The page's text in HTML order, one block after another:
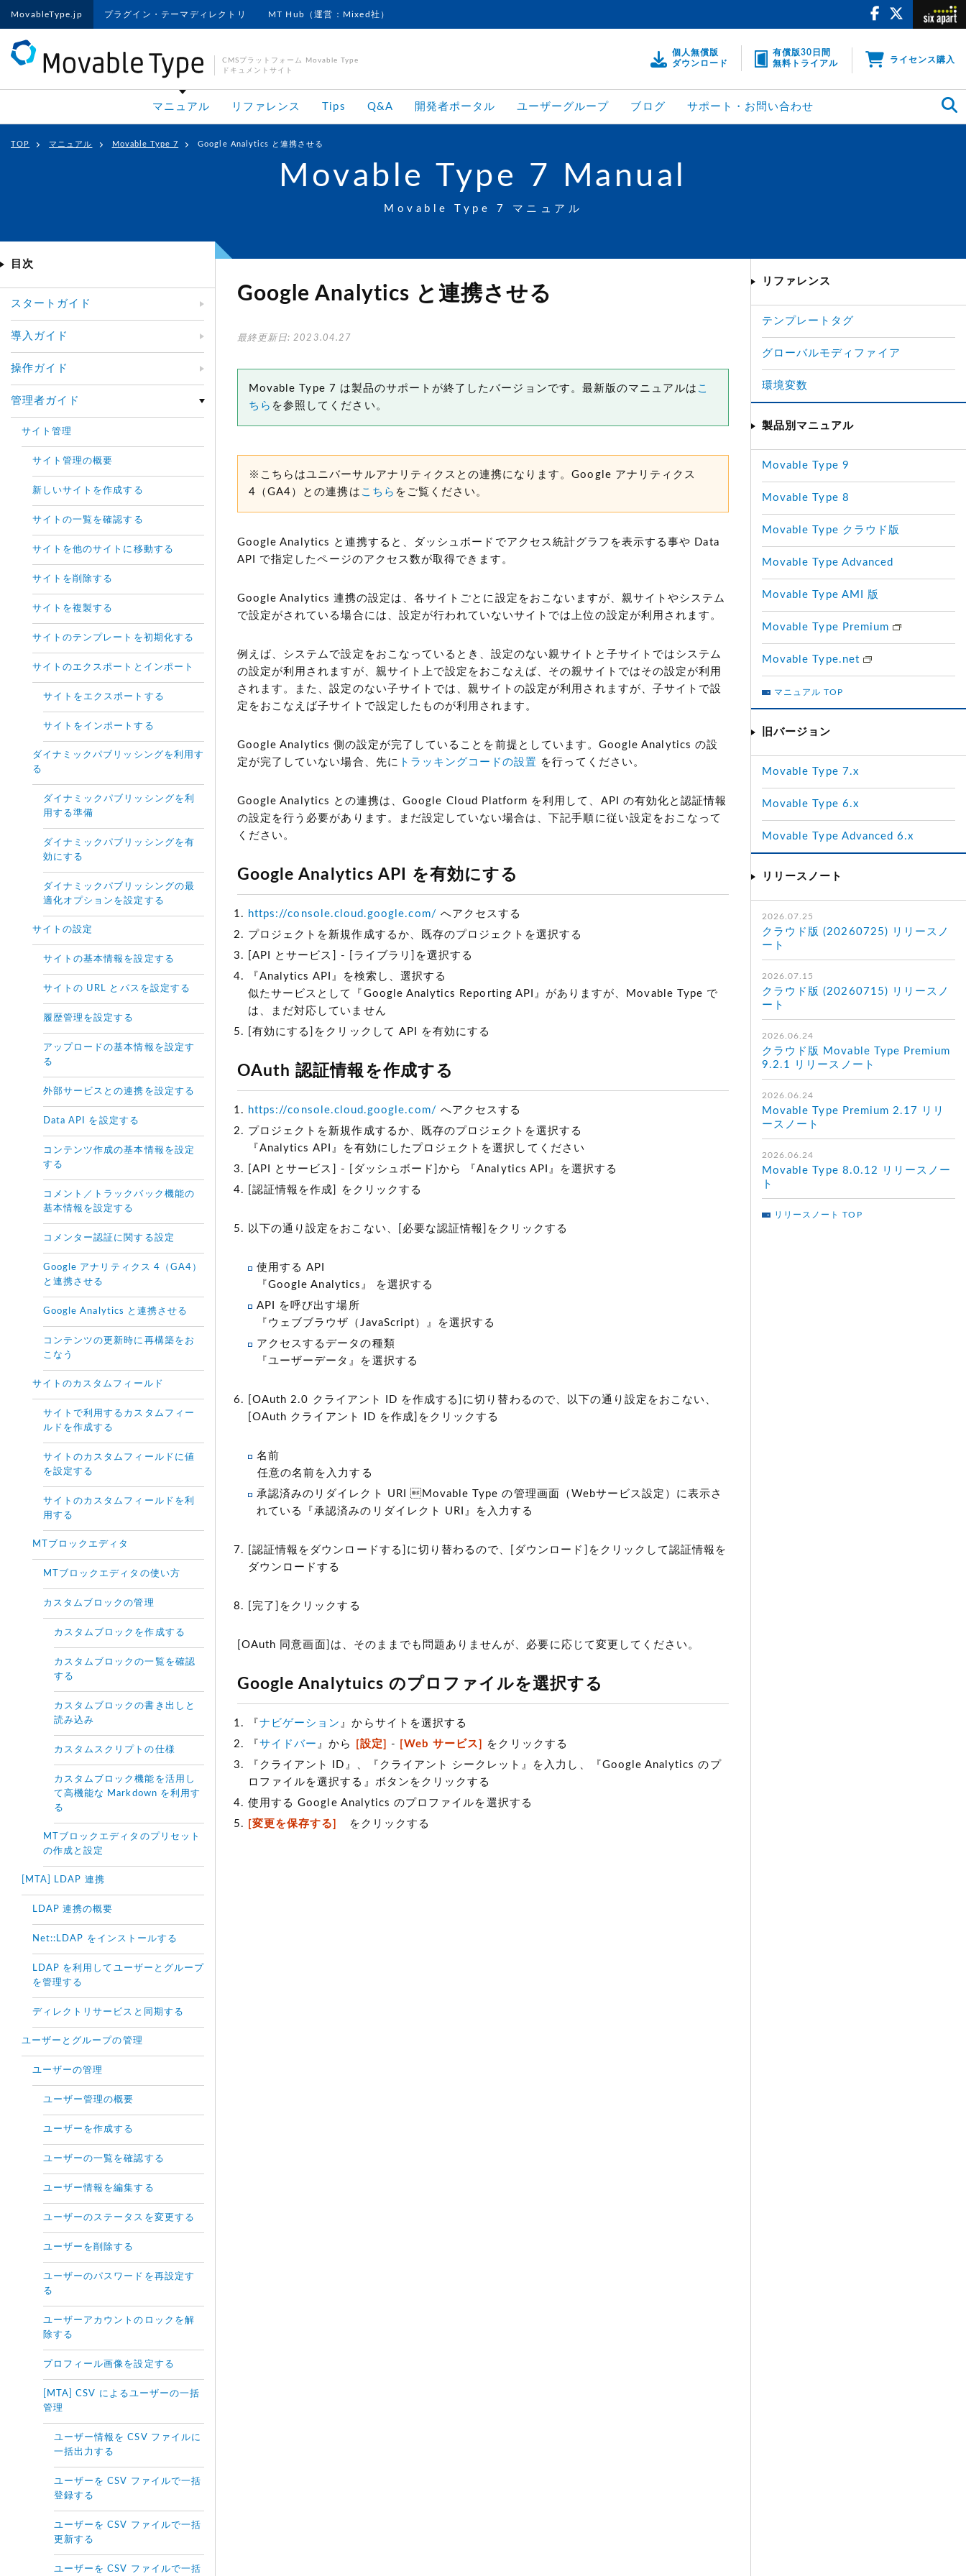
MovableType.jp プラグイン・テーマディレクトリ MT Hub（運営：Mixed社）
CMSプラットフォーム Movable Type
ドキュメントサイト
個人無償版
ダウンロード
有償版30日間
無料トライアル
ライセンス購入
マニュアル リファレンス Tips Q&A 開発者ポータル ユーザーグループ ブログ サポート・お問い合わせ
TOP マニュアル Movable Type 7 Google Analytics と連携させる
Movable Type 7 Manual
Movable Type 7 マニュアル
Google Analytics と連携させる
最終更新日: 2023.04.27
Movable Type 7 は製品のサポートが終了したバージョンです。最新版のマニュアルは こ
ちら を参照してください。
※こちらはユニバーサルアナリティクスとの連携になります。Google アナリティクス
4（GA4）との連携は こちら をご覧ください。
Google Analytics と連携すると、ダッシュボードでアクセス統計グラフを表示する事や Data
API で指定したページのアクセス数が取得できます。
Google Analytics 連携の設定は、各サイトごとに設定をおこないますが、親サイトやシステム
で設定がされている場合には、設定が行われていないサイトでは上位の設定が利用されます。
例えば、システムで設定をおこなっているとき、設定のない親サイトと子サイトではシステム
の設定が利用されますが、親サイト上で設定をおこなえば、その親サイトではその設定が利用
されます。また、設定のない子サイトでは、親サイトの設定が利用されますが、子サイトで設
定をおこなえば子サイトで設定したものが利用されます。
Google Analytics 側の設定が完了していることを前提としています。Google Analytics の設
定が完了していない場合、先に トラッキングコードの設置 を行ってください。
Google Analytics との連携は、Google Cloud Platform を利用して、API の有効化と認証情報
の設定を行う必要があります。まだ設定していない場合は、下記手順に従い設定をおこなって
ください。
Google Analytics API を有効にする
https://console.cloud.google.com/ へアクセスする
プロジェクトを新規作成するか、既存のプロジェクトを選択する
[API とサービス] - [ライブラリ]を選択する
『Analytics API』を検索し、選択する
似たサービスとして『Google Analytics Reporting API』がありますが、Movable Type で
は、まだ対応していません
[有効にする]をクリックして API を有効にする
OAuth 認証情報を作成する
https://console.cloud.google.com/ へアクセスする
プロジェクトを新規作成するか、既存のプロジェクトを選択する
『Analytics API』を有効にしたプロジェクトを選択してください
[API とサービス] - [ダッシュボード]から 『Analytics API』を選択する
[認証情報を作成] をクリックする
以下の通り設定をおこない、[必要な認証情報]をクリックする
使用する API
『Google Analytics』 を選択する
API を呼び出す場所
『ウェブブラウザ（JavaScript）』を選択する
アクセスするデータの種類
『ユーザーデータ』を選択する
[OAuth 2.0 クライアント ID を作成する]に切り替わるので、以下の通り設定をおこない、
[OAuth クライアント ID を作成]をクリックする
名前
任意の名前を入力する
承認済みのリダイレクト URI Movable Type の管理画面（Webサービス設定）に表示さ
れている『承認済みのリダイレクト URI』を入力する
[認証情報をダウンロードする]に切り替わるので、[ダウンロード]をクリックして認証情報を
ダウンロードする
[完了]をクリックする
[OAuth 同意画面]は、そのままでも問題ありませんが、必要に応じて変更してください。
Google Analytuics のプロファイルを選択する
『ナビゲーション 』からサイトを選択する
『サイドバー 』から [設定] - [Web サービス]
をクリックする
『クライアント ID』、『クライアント シークレット』を入力し、『Google Analytics のプ
ロファイルを選択する』ボタンをクリックする
使用する Google Analytics のプロファイルを選択する
[変更を保存する]
をクリックする
目次
スタートガイド
導入ガイド
操作ガイド
管理者ガイド
サイト管理
サイト管理の概要
新しいサイトを作成する
サイトの一覧を確認する
サイトを他のサイトに移動する
サイトを削除する
サイトを複製する
サイトのテンプレートを初期化する
サイトのエクスポートとインポート
サイトをエクスポートする
サイトをインポートする
ダイナミックパブリッシングを利用す
る
ダイナミックパブリッシングを利
用する準備
ダイナミックパブリッシングを有
効にする
ダイナミックパブリッシングの最
適化オプションを設定する
サイトの設定
サイトの基本情報を設定する
サイトの URL とパスを設定する
履歴管理を設定する
アップロードの基本情報を設定す
る
外部サービスとの連携を設定する
Data API を設定する
コンテンツ作成の基本情報を設定
する
コメント／トラックバック機能の
基本情報を設定する
コメンター認証に関する設定
Google アナリティクス 4（GA4）
と連携させる
Google Analytics と連携させる
コンテンツの更新時に再構築をお
こなう
サイトのカスタムフィールド
サイトで利用するカスタムフィー
ルドを作成する
サイトのカスタムフィールドに値
を設定する
サイトのカスタムフィールドを利
用する
MTブロックエディタ
MTブロックエディタの使い方
カスタムブロックの管理
カスタムブロックを作成する
カスタムブロックの一覧を確認
する
カスタムブロックの書き出しと
読み込み
カスタムスクリプトの仕様
カスタムブロック機能を活用し
て高機能な Markdown を利用す
る
MTブロックエディタのプリセット
の作成と設定
[MTA] LDAP 連携
LDAP 連携の概要
Net::LDAP をインストールする
LDAP を利用してユーザーとグループ
を管理する
ディレクトリサービスと同期する
ユーザーとグループの管理
ユーザーの管理
ユーザー管理の概要
ユーザーを作成する
ユーザーの一覧を確認する
ユーザー情報を編集する
ユーザーのステータスを変更する
ユーザーを削除する
ユーザーのパスワードを再設定す
る
ユーザーアカウントのロックを解
除する
プロフィール画像を設定する
[MTA] CSV によるユーザーの一括
管理
ユーザー情報を CSV ファイルに
一括出力する
ユーザーを CSV ファイルで一括
登録する
ユーザーを CSV ファイルで一括
更新する
ユーザーを CSV ファイルで一括
リファレンス
テンプレートタグ
グローバルモディファイア
環境変数
製品別マニュアル
Movable Type 9
Movable Type 8
Movable Type クラウド版
Movable Type Advanced
Movable Type AMI 版
Movable Type Premium
Movable Type.net
マニュアル TOP
旧バージョン
Movable Type 7.x
Movable Type 6.x
Movable Type Advanced 6.x
リリースノート
2026.07.25
クラウド版 (20260725) リリースノ
ート
2026.07.15
クラウド版 (20260715) リリースノ
ート
2026.06.24
クラウド版 Movable Type Premium
9.2.1 リリースノート
2026.06.24
Movable Type Premium 2.17 リリ
ースノート
2026.06.24
Movable Type 8.0.12 リリースノー
ト
リリースノート TOP